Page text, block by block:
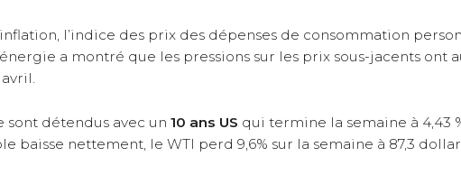
l’indice des prix des dépenses de consommation
a montré que les pressions sur les prix sous-jacents ont
sont détendus avec un 10 ans US qui termine la semaine à 4,43
baisse nettement, le WTI perd 9,6% sur la semaine à 87,3